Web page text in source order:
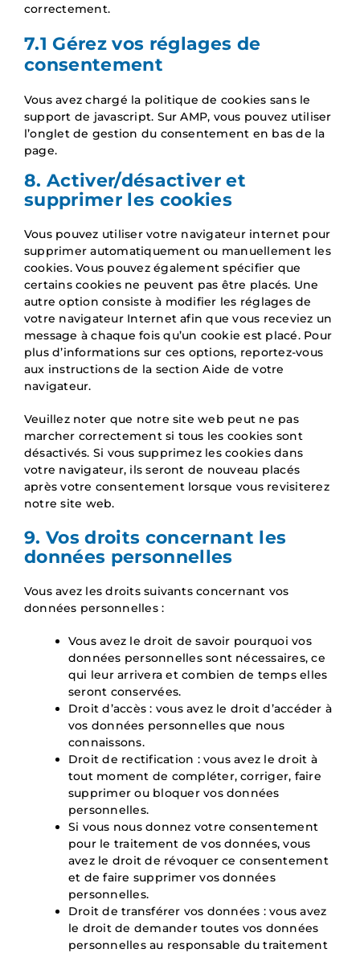
correctement.
7.1 Gérez vos réglages de
consentement
Vous avez chargé la politique de cookies sans le
support de javascript. Sur AMP, vous pouvez utiliser
l’onglet de gestion du consentement en bas de la
page.
8. Activer/désactiver et
supprimer les cookies
Vous pouvez utiliser votre navigateur internet pour
supprimer automatiquement ou manuellement les
cookies. Vous pouvez également spécifier que
certains cookies ne peuvent pas être placés. Une
autre option consiste à modifier les réglages de
votre navigateur Internet afin que vous receviez un
message à chaque fois qu’un cookie est placé. Pour
plus d’informations sur ces options, reportez-vous
aux instructions de la section Aide de votre
navigateur.
Veuillez noter que notre site web peut ne pas
marcher correctement si tous les cookies sont
désactivés. Si vous supprimez les cookies dans
votre navigateur, ils seront de nouveau placés
après votre consentement lorsque vous revisiterez
notre site web.
9. Vos droits concernant les
données personnelles
Vous avez les droits suivants concernant vos
données personnelles :
Vous avez le droit de savoir pourquoi vos
données personnelles sont nécessaires, ce
qui leur arrivera et combien de temps elles
seront conservées.
Droit d’accès : vous avez le droit d’accéder à
vos données personnelles que nous
connaissons.
Droit de rectification : vous avez le droit à
tout moment de compléter, corriger, faire
supprimer ou bloquer vos données
personnelles.
Si vous nous donnez votre consentement
pour le traitement de vos données, vous
avez le droit de révoquer ce consentement
et de faire supprimer vos données
personnelles.
Droit de transférer vos données : vous avez
le droit de demander toutes vos données
personnelles au responsable du traitement